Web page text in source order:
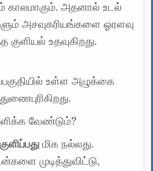
காலமாகும். அதனால் உடல்
அசவுகரியங்களை ஓரளவு
குளியல் உதவுகிறது.
உள்ள அழுக்கை
வேண்டும்?
மிக நல்லது.
முடித்துவிட்டு,